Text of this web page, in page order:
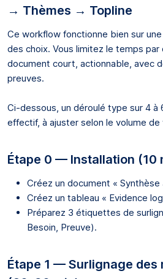
→ Thèmes → Topline
Ce workflow fonctionne bien sur une
des choix. Vous limitez le temps
document court, actionnable, avec
preuves.
Ci-dessous, un déroulé type sur 4 à
effectif, à ajuster selon le volume de
Étape 0 — Installation (10
Créez un document « Synthèse
Créez un tableau « Evidence
Préparez 3 étiquettes de
Besoin, Preuve).
Étape 1 — Surlignage des